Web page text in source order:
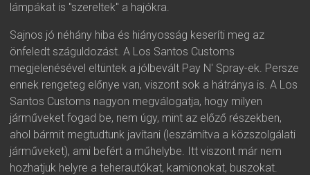
lámpákat is "szereltek" a hajókra.
Sajnos jó néhány hiba és hiányosság keseríti meg az
önfeledt száguldozást. A Los Santos Customs
megjelenésével eltüntek a jólbevált Pay N' Spray-ek. Persze
ennek rengeteg előnye van, viszont sok a hátránya is. A Los
Santos Customs nagyon megválogatja, hogy milyen
járműveket fogad be, nem úgy, mint az előző részekben,
ahol bármit megtudtunk javítani (leszámítva a közszolgálati
járműveket), ami befért a műhelybe. Itt viszont már nem
hozhatjuk helyre a teherautókat, kamionokat, buszokat.